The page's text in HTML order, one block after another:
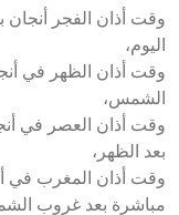
وقت أذان الفجر أنجان
اليوم،
وقت أذان الظهر في
الشمس،
وقت أذان العصر في
بعد الظهر،
وقت أذان المغرب في
مباشرة بعد غروب